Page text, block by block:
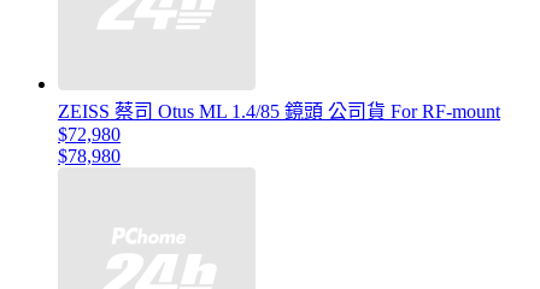
ZEISS 蔡司 Otus ML 1.4/85 鏡頭 公司貨 For RF-mount
$72,980
$78,980